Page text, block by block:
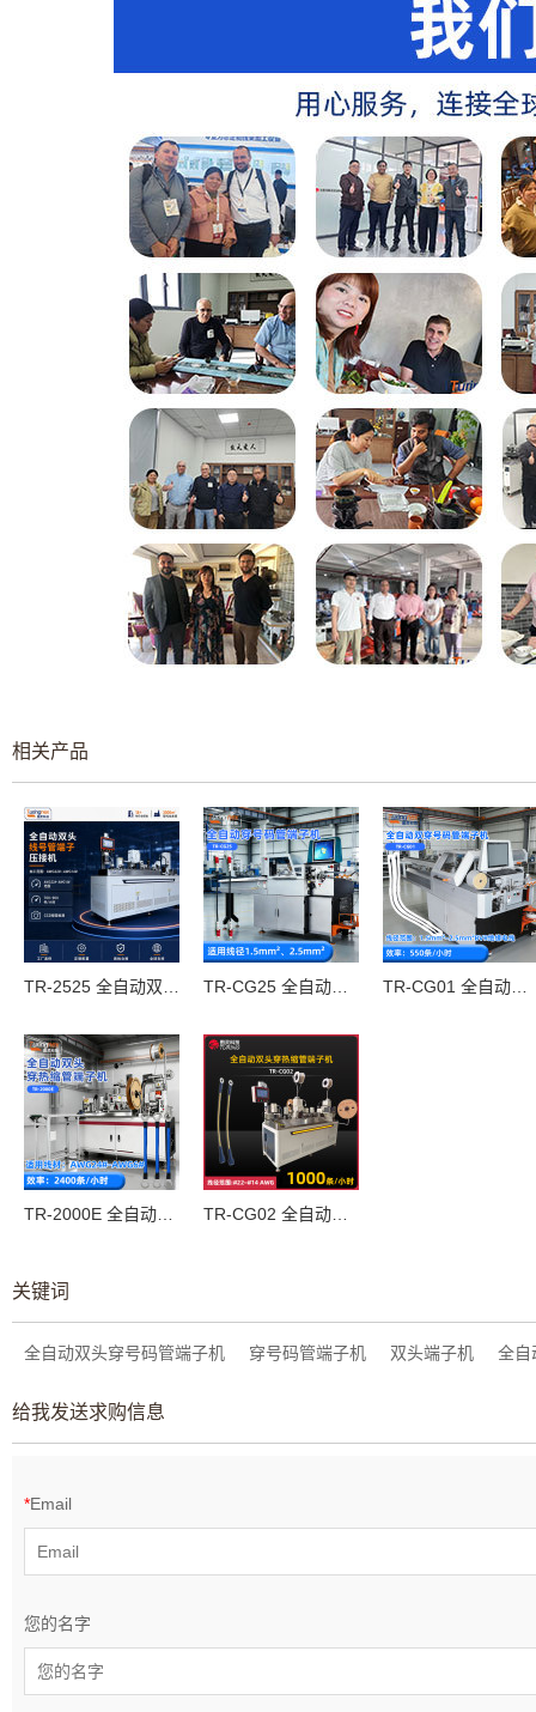
相关产品
关键词
全自动双头穿号码管端子机 穿号码管端子机 双头端子机 全自
给我发送求购信息
*Email
您的名字